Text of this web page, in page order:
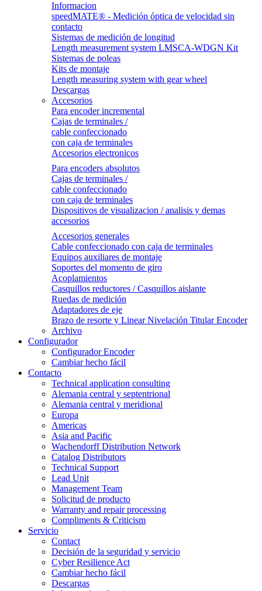
Informacion
speedMATE® - Medición óptica de velocidad sin
contacto
Sistemas de medición de longitud
Length measurement system LMSCA-WDGN Kit
Sistemas de poleas
Kits de montaje
Length measuring system with gear wheel
Descargas
Accesorios
Para encoder incremental
Cajas de terminales /
cable confeccionado
con caja de terminales
Accesorios electronicos
Para encoders absolutos
Cajas de terminales /
cable confeccionado
con caja de terminales
Dispositivos de visualizacion / analisis y demas
accesorios
Accesorios generales
Cable confeccionado con caja de terminales
Equipos auxiliares de montaje
Soportes del momento de giro
Acoplamientos
Casquillos reductores / Casquillos aislante
Ruedas de medición
Adaptadores de eje
Brazo de resorte y Linear Nivelación Titular Encoder
Archivo
Configurador
Configurador Encoder
Cambiar hecho fácil
Contacto
Technical application consulting
Alemania central y septentrional
Alemania central y meridional
Europa
Americas
Asia and Pacific
Wachendorff Distribution Network
Catalog Distributors
Technical Support
Lead Unit
Management Team
Solicitud de producto
Warranty and repair processing
Compliments & Criticism
Servicio
Contact
Decisión de la seguridad y servicio
Cyber Resilience Act
Cambiar hecho fácil
Descargas